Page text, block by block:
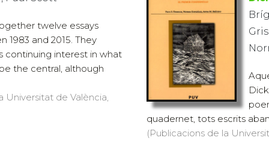
twelve essays
1983 and 2015. They
continuing interest in what
the central, although
Universitat de València,
quadernet, tots escrits
(Publicacions de la